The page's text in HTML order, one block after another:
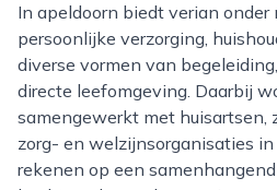
In apeldoorn biedt verian onder meer wijkverpleging,
persoonlijke verzorging,
diverse vormen van
directe leefomgeving. Daarbij
samengewerkt met huisartsen,
zorg- en welzijnsorganisaties
rekenen op een